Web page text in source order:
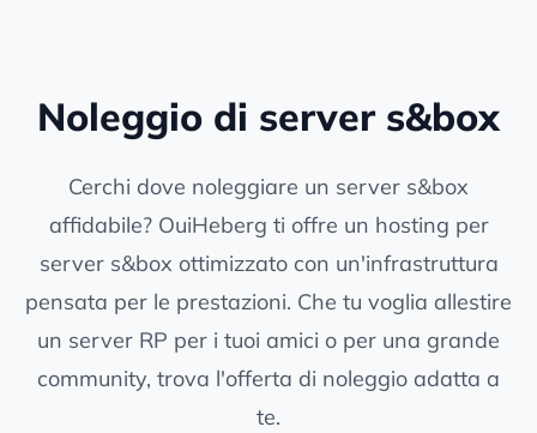
Noleggio di server s&box
Cerchi dove noleggiare un server s&box
affidabile? OuiHeberg ti offre un hosting per
server s&box ottimizzato con un'infrastruttura
pensata per le prestazioni. Che tu voglia allestire
un server RP per i tuoi amici o per una grande
community, trova l'offerta di noleggio adatta a
te.